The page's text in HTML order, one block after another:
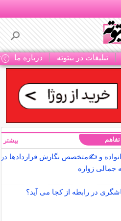
تبلیغات در بیتوته درباره ما
و ✍️متخصص نگارش قراردادها در
جمالی زواره
در رابطه از کجا می آید؟
بیشتر